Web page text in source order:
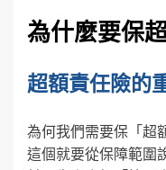
為什麼要保
超額責任險的
為何我們需要保「超
這個就要從保障範圍